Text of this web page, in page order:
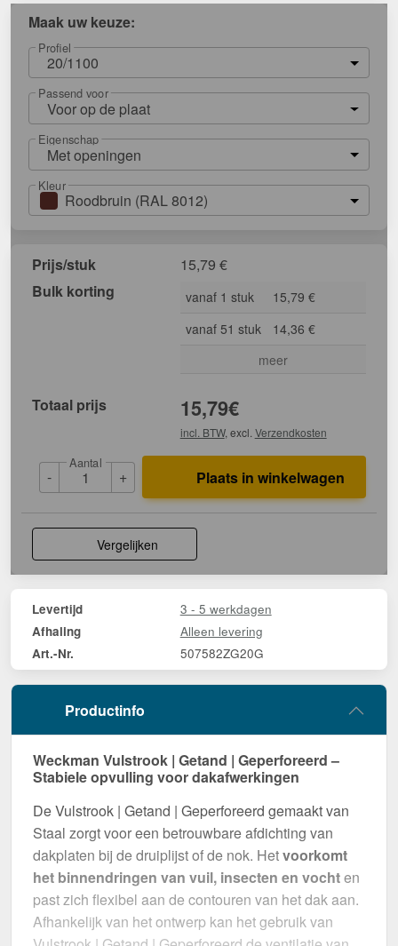
Maak uw keuze:
Profiel
20/1100
Passend voor
Voor op de plaat
Eigenschap
Met openingen
Kleur
Roodbruin (RAL 8012)
Prijs/stuk 15,79 €
Bulk korting
vanaf 1 stuk
15,79 €
vanaf 51 stuk
14,36 €
meer
Totaal prijs 15,79€
incl. BTW, excl. Verzendkosten
-
Aantal
+ Plaats in winkelwagen
Vergelijken
Levertijd 3 - 5 werkdagen
Afhaling Alleen levering
Art.-Nr. 507582ZG20G
Productinfo
Weckman Vulstrook | Getand | Geperforeerd –
Stabiele opvulling voor dakafwerkingen
De Vulstrook | Getand | Geperforeerd gemaakt van
Staal zorgt voor een betrouwbare afdichting van
dakplaten bij de druiplijst of de nok. Hetvoorkomt
het binnendringen van vuil, insecten en vochten
past zich flexibel aan de contouren van het dak aan.
Afhankelijk van het ontwerp kan het gebruik van